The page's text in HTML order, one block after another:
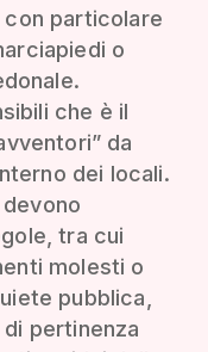
particolare
o
che è il
da
dei locali.
tra cui
molesti o
pubblica,
pertinenza